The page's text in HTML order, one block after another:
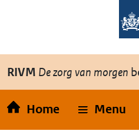
Overslaan en naar de inhoud gaan
RIVM De zorg van morgen
Home Menu